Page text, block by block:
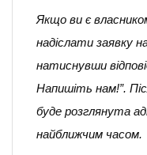
Якщо ви є
надіслати заявку
натиснувши
Напишіть нам!”.
буде розглянута
найближчим часом.